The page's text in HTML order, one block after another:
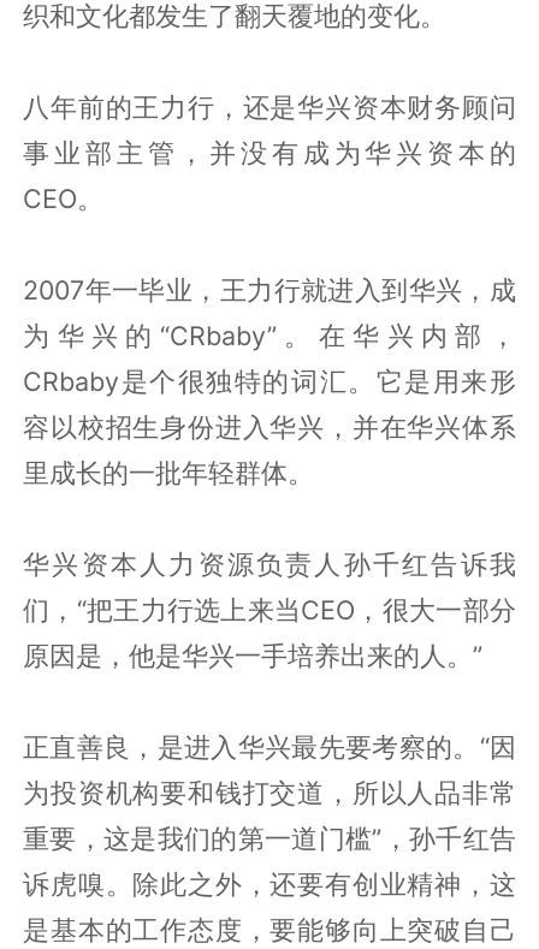
织和文化都发生了翻天覆地的变化。
八年前的王力行，还是华兴资本财务顾问
事业部主管，并没有成为华兴资本的
CEO。
2007年一毕业，王力行就进入到华兴，成
为华兴的“CRbaby”。在华兴内部，
CRbaby是个很独特的词汇。它是用来形
容以校招生身份进入华兴，并在华兴体系
里成长的一批年轻群体。
华兴资本人力资源负责人孙千红告诉我
们，“把王力行选上来当CEO，很大一部分
原因是，他是华兴一手培养出来的人。”
正直善良，是进入华兴最先要考察的。“因
为投资机构要和钱打交道，所以人品非常
重要，这是我们的第一道门槛”，孙千红告
诉虎嗅。除此之外，还要有创业精神，这
是基本的工作态度，要能够向上突破自己